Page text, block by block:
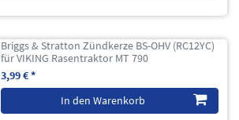
Briggs & Stratton Zündkerze BS-OHV (RC12YC)
für VIKING Rasentraktor MT 790
3,99 € *
In den Warenkorb